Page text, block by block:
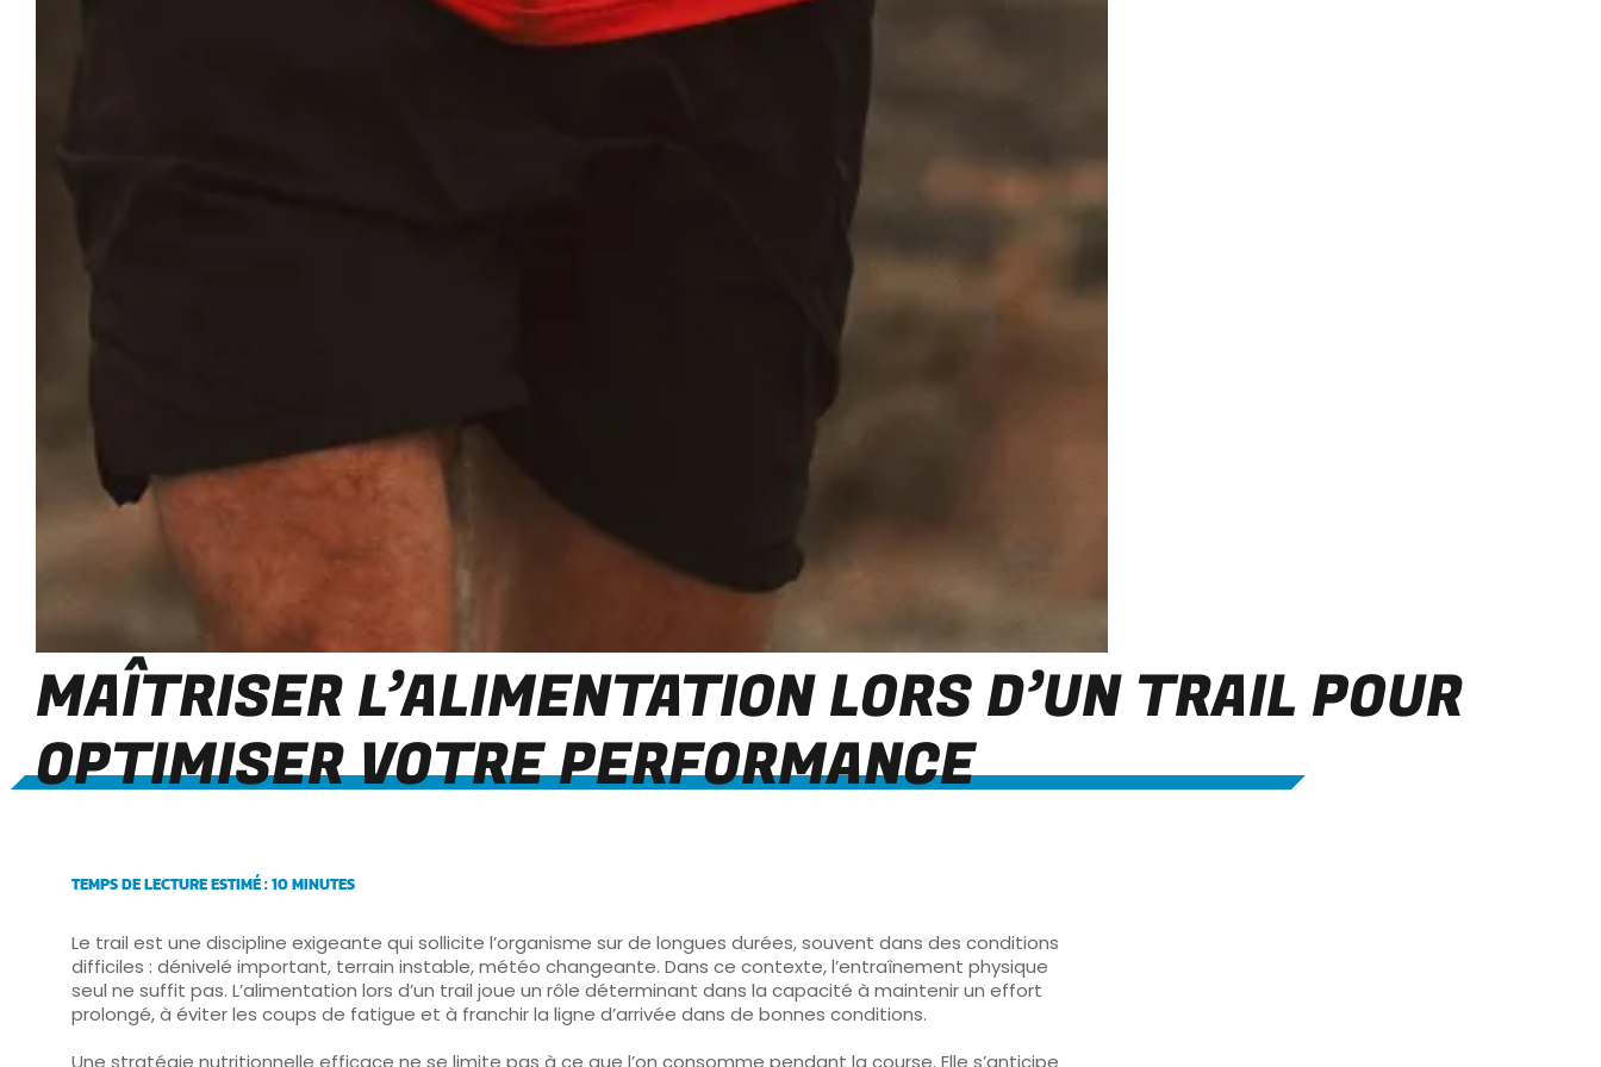
MAÎTRISER L’ALIMENTATION LORS D’UN TRAIL POUR
OPTIMISER VOTRE PERFORMANCE
TEMPS DE LECTURE ESTIMÉ : 10 MINUTES
Le trail est une discipline exigeante qui sollicite l’organisme sur de longues durées, souvent dans des conditions
difficiles : dénivelé important, terrain instable, météo changeante. Dans ce contexte, l’entraînement physique
seul ne suffit pas. L’alimentation lors d’un trail joue un rôle déterminant dans la capacité à maintenir un effort
prolongé, à éviter les coups de fatigue et à franchir la ligne d’arrivée dans de bonnes conditions.
Une stratégie nutritionnelle efficace ne se limite pas à ce que l’on consomme pendant la course. Elle s’anticipe